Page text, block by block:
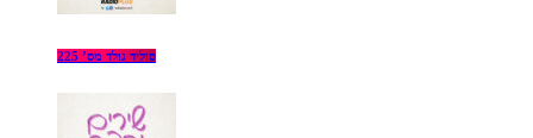
סוליד גולד מס’ 225